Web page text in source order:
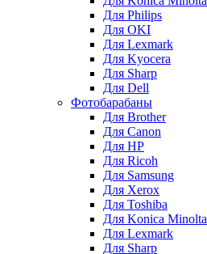
Для Philips
Для OKI
Для Lexmark
Для Kyocera
Для Sharp
Для Dell
Фотобарабаны
Для Brother
Для Canon
Для HP
Для Ricoh
Для Samsung
Для Xerox
Для Toshiba
Для Konica Minolta
Для Lexmark
Для Sharp